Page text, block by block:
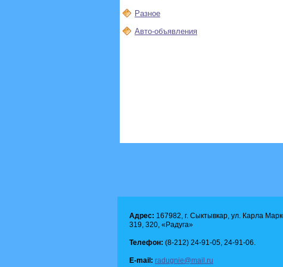
Разное
Авто-объявления
Адрес: 167982, г. Сыктывкар, ул. Карла
319, 320, «Радуга»
Телефон: (8-212) 24-91-05, 24-91-06.
E-mail: radugnie@mail.ru